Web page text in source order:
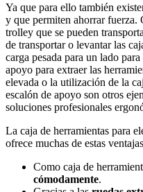
Ya que para ello también
y que permiten ahorrar fuerza.
trolley que se pueden
de transportar o levantar las
carga pesada para un lado
apoyo para extraer las
elevada o la utilización de la
escalón de apoyo son otros
soluciones profesionales
La caja de herramientas para
ofrece muchas de estas
Como caja de
cómodamente.